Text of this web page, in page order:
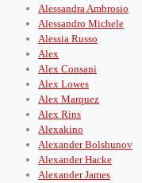
Alessandra Ambrosio
Alessandro Michele
Alessia Russo
Alex
Alex Consani
Alex Lowes
Alex Marquez
Alex Rins
Alexakino
Alexander Bolshunov
Alexander Hacke
Alexander James